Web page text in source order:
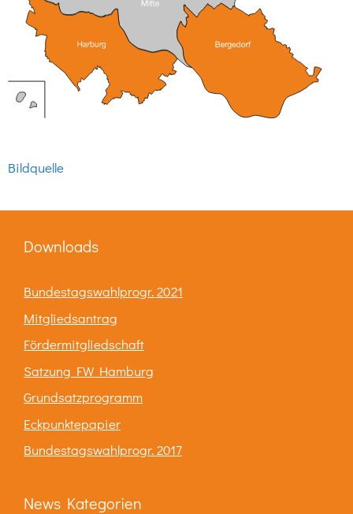
Bildquelle
Downloads
Bundestagswahlprogr. 2021
Mitgliedsantrag
Fördermitgliedschaft
Satzung FW Hamburg
Grundsatzprogramm
Eckpunktepapier
Bundestagswahlprogr. 2017
News Kategorien